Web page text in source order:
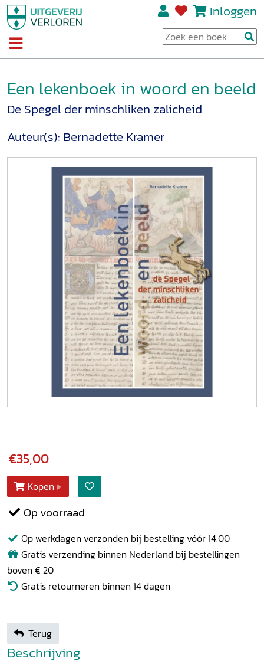
Inloggen
Een lekenboek in woord en beeld
De Spegel der minschliken zalicheid
Auteur(s): Bernadette Kramer
€35,00
Kopen
Op voorraad
Op werkdagen verzonden bij bestelling vóór 14.00
Gratis verzending binnen Nederland bij bestellingen
boven € 20
Gratis retourneren binnen 14 dagen
Terug
Beschrijving